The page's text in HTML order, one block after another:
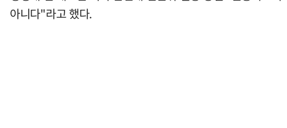
아니다"라고 했다.